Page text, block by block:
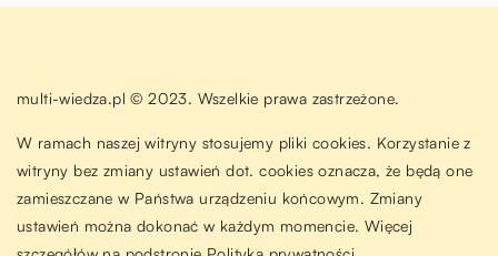
multi-wiedza.pl © 2023. Wszelkie prawa zastrzeżone.
W ramach naszej witryny stosujemy pliki cookies. Korzystanie z
witryny bez zmiany ustawień dot. cookies oznacza, że będą one
zamieszczane w Państwa urządzeniu końcowym. Zmiany
ustawień można dokonać w każdym momencie. Więcej